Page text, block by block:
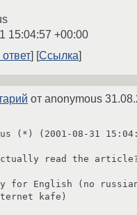
15:04:57 +00:00
Ссылка
от anonymous
(*) (2001-08-31
read the
for English (no
kafe)